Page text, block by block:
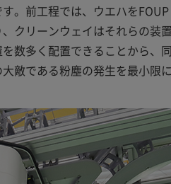
。前工程では、ウエハを
クリーンウェイはそれらの装
多く配置できることから、
敵である粉塵の発生を最小限